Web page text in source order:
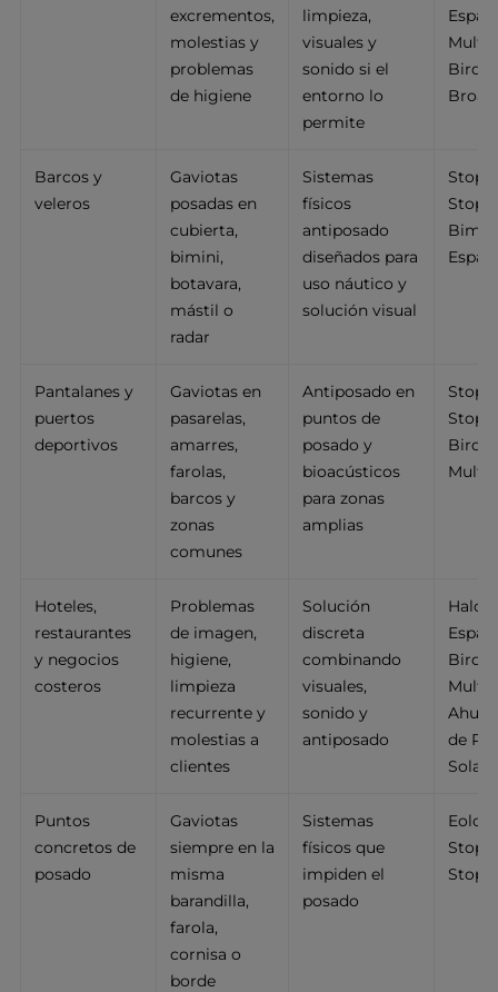
excrementos,
molestias y
problemas
de higiene
limpieza,
visuales y
sonido si el
entorno lo
permite
Barcos y
veleros
Gaviotas
posadas en
cubierta,
bimini,
botavara,
mástil o
radar
Sistemas
físicos
antiposado
diseñados para
uso náutico y
solución visual
Pantalanes y
puertos
deportivos
Gaviotas en
pasarelas,
amarres,
farolas,
barcos y
zonas
comunes
Antiposado en
puntos de
posado y
bioacústicos
para zonas
amplias
Hoteles,
restaurantes
y negocios
costeros
Problemas
de imagen,
higiene,
limpieza
recurrente y
molestias a
clientes
Solución
discreta
combinando
visuales,
sonido y
antiposado
de
Solar
Puntos
concretos de
posado
Gaviotas
siempre en la
misma
barandilla,
farola,
cornisa o
borde
Sistemas
físicos que
impiden el
posado
Eolo